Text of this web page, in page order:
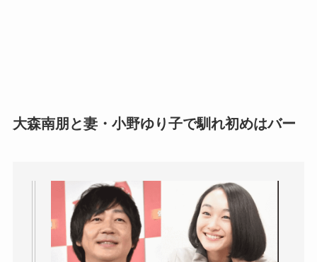
大森南朋と妻・小野ゆり子で馴れ初めはバー